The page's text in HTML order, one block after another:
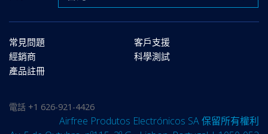
常見問題
客戶支援
經銷商
科學測試
產品註冊
電話 +1 626-921-4426
Airfree Produtos Electrónicos SA 保留所有權利